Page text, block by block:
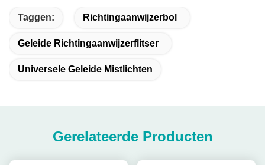
Taggen: Richtingaanwijzerbol
Geleide Richtingaanwijzerflitser
Universele Geleide Mistlichten
Gerelateerde Producten